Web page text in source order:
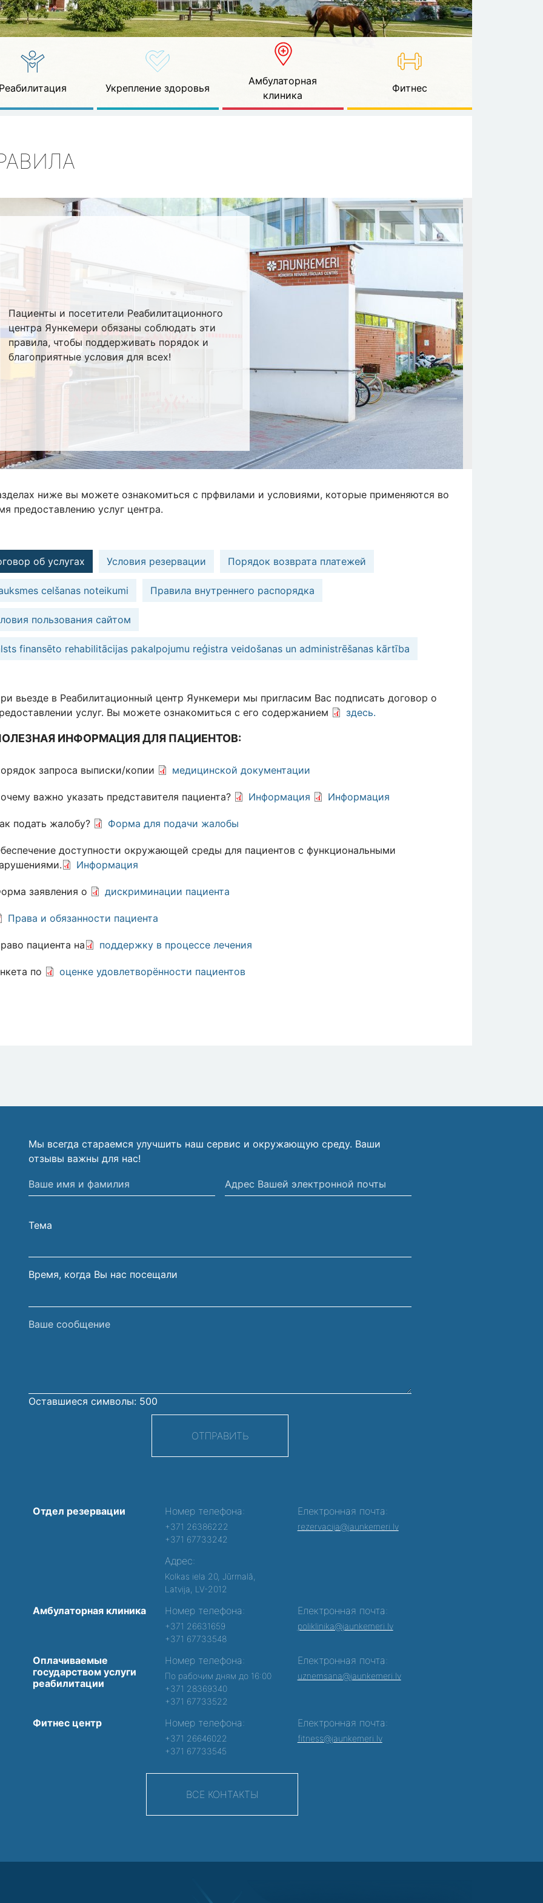
Реабилитация Укрепление здоровья
Амбулаторная
клиника
Фитнес
Пациенты и посетители Реабилитационного
центра Яункемери обязаны соблюдать эти
правила, чтобы поддерживать порядок и
благоприятные условия для всех!
ниже вы можете ознакомиться с прфвилами и условиями, которые применяются во
предоставлению услуг центра.
об услугах Условия резервации Порядок возврата платежей
celšanas noteikumi Правила внутреннего распорядка
пользования сайтом
finansēto rehabilitācijas pakalpojumu reģistra veidošanas un administrēšanas kārtība
вьезде в Реабилитационный центр Яункемери мы пригласим Вас подписать договор о
услуг. Вы можете ознакомиться с его содержанием
здесь.
ИНФОРМАЦИЯ ДЛЯ ПАЦИЕНТОВ:
запроса выписки/копии медицинской документации
важно указать представителя пациента? Информация Информация
подать жалобу? Форма для подачи жалобы
доступности окружающей среды для пациентов с функциональными
Информация
заявления о дискриминации пациента
Права и обязанности пациента
пациента на поддержку в процессе лечения
по оценке удовлетворённости пациентов
Мы всегда стараемся улучшить наш сервис и окружающую среду. Ваши
отзывы важны для нас!
Ваше
имя
фамилия
Адрес
Вашей
Тема
Время, когда Вы нас посещали
Ваше
Оставшиеся символы: 500
ОТПРАВИТЬ
Отдел резервации Номер телефона:
+371 26386222
+371 67733242
Адрес:
Kolkas iela 20, Jūrmalā,
Latvija, LV-2012
Електронная почта:
rezervacija@jaunkemeri.lv
Амбулаторная клиника Номер телефона:
+371 26631659
+371 67733548
Електронная почта:
poliklinika@jaunkemeri.lv
Оплачиваемые
государством услуги
реабилитации
Номер телефона:
По рабочим дням до 16:00
+371 28369340
+371 67733522
Електронная почта:
uznemsana@jaunkemeri.lv
Фитнес центр Номер телефона:
+371 26646022
+371 67733545
Електронная почта:
fitness@jaunkemeri.lv
ВСЕ КОНТАКТЫ